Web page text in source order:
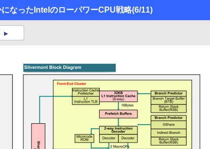
なったIntelのローパワーCPU戦略(6/11)